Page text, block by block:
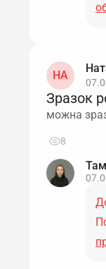
НА
Зразок
можна
8